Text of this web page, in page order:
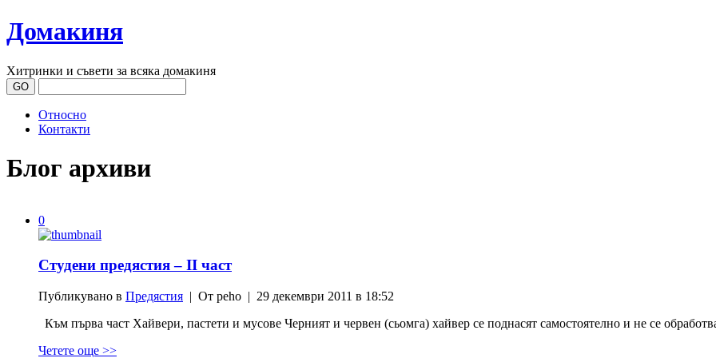
Домакиня
Хитринки и съвети за всяка домакиня
Относно
Контакти
Блог архиви
0
Студени предястия – II част
Публикувано в Предястия | От peho | 29 декември 2011 в 18:52
Към първа част Хайвери, пастети и мусове Черният и червен (сьомга) хайвер се поднасят самостоятелно и не се
Четете още >>